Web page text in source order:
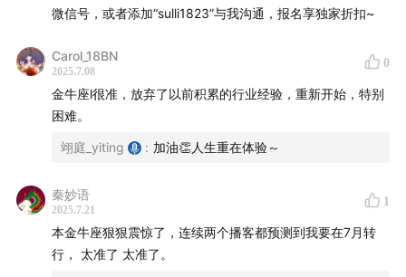
「本期时间轴」
七月重磅星象给我们带来什么影响？
07:07 本期重点关爱：土象星座的朋友们
金牛座
微信号，或者添加“sulli1823”与我沟通，报名享独家折扣~
Carol_18BN
2025.7.08
0
金牛座l很准，放弃了以前积累的行业经验，重新开始，特别
困难。
翊庭_yiting : 加油👏人生重在体验～
秦妙语
2025.7.21
1
本金牛座狠狠震惊了，连续两个播客都预测到我要在7月转
行， 太准了 太准了。